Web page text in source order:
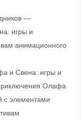
—
игры и
анимационного
и Свена: игры и
Олафа
с элементами